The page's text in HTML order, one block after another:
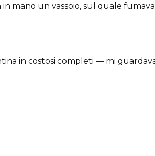
mano un vassoio, sul quale
in costosi completi — mi